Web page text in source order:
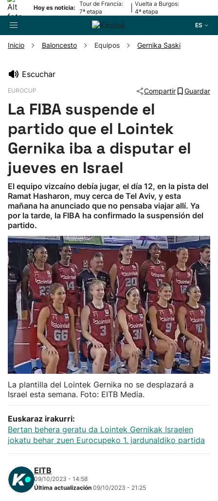
Hoy es noticia:
Tour de Francia:
7ª etapa
Vuelta a Burgos:
4ª etapa
ES
Pelota
Remo
Baloncesto
Ciclismo
Herri-kirolak
Balonmano
Kirolak 360
Atletismo
Carreras de montaña
Más deportes
"Helmuga"
Inicio Baloncesto Equipos Gernika Saski
Escuchar
EUROCUP Compartir Guardar
La FIBA suspende el
partido que el Lointek
Gernika iba a disputar el
jueves en Israel
El equipo vizcaíno debía jugar, el día 12, en la pista del
Ramat Hasharon, muy cerca de Tel Aviv, y esta
mañana ha anunciado que no pensaba viajar allí. Ya
por la tarde, la FIBA ha confirmado la suspensión del
partido.
La plantilla del Lointek Gernika no se desplazará a
Israel esta semana. Foto: EITB Media.
Euskaraz irakurri:
Bertan behera geratu da Lointek Gernikak Israelen
jokatu behar zuen Eurocupeko 1. jardunaldiko partida
EITB
09/10/2023 - 14:58
Última actualización 09/10/2023 - 21:25